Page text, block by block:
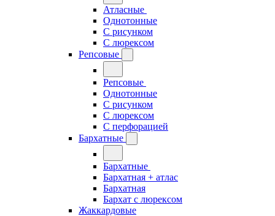
Атласные
Однотонные
С рисунком
С люрексом
Репсовые
Репсовые
Однотонные
С рисунком
С люрексом
С перфорацией
Бархатные
Бархатные
Бархатная + атлас
Бархатная
Бархат с люрексом
Жаккардовые